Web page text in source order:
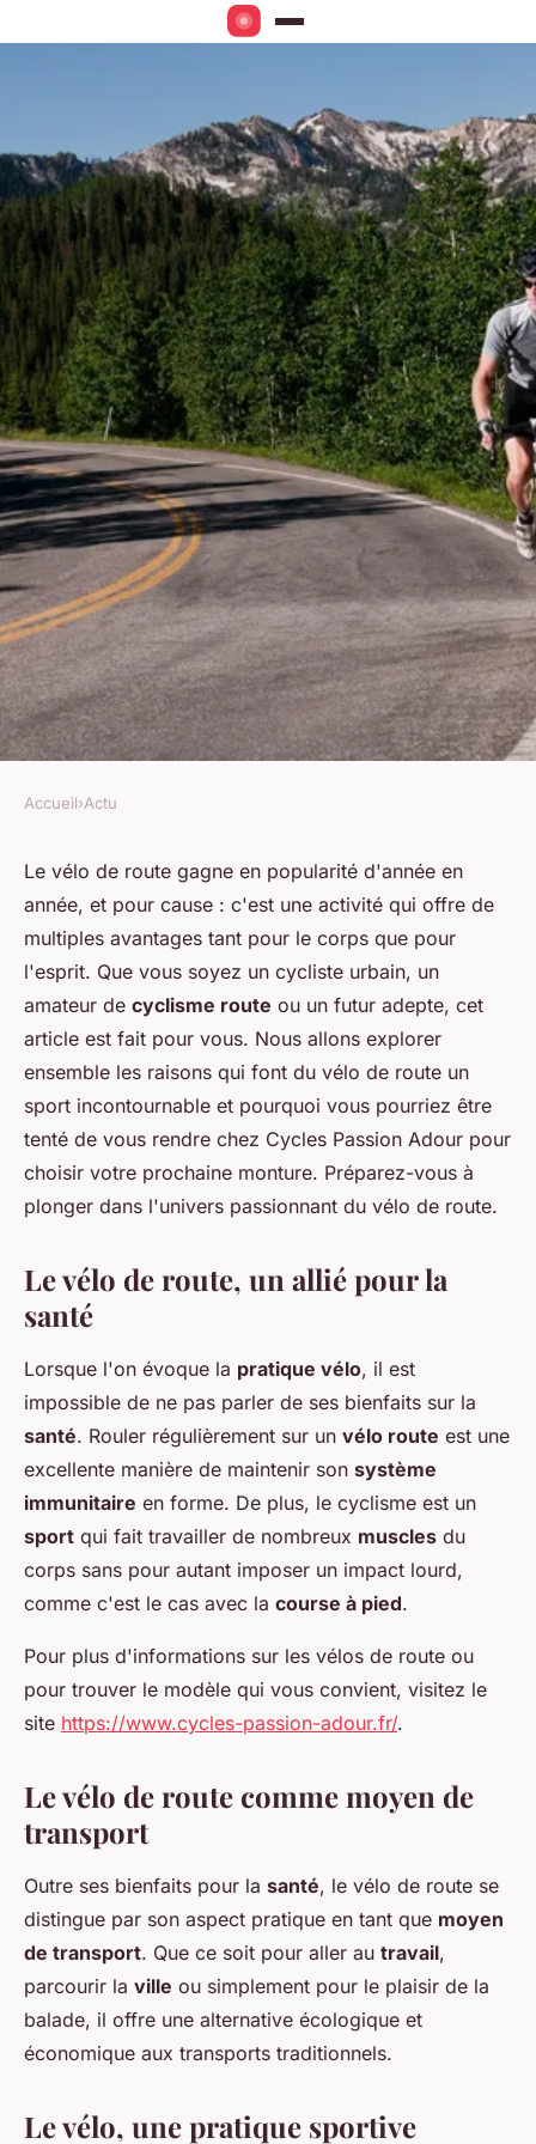
Les raisons de pratiquer le
vélo de route
Pauline• 9 février 2024•2 min de lecture
Accueil›Actu
Le vélo de route gagne en popularité d'année en
année, et pour cause : c'est une activité qui offre de
multiples avantages tant pour le corps que pour
l'esprit. Que vous soyez un cycliste urbain, un
amateur de cyclisme route ou un futur adepte, cet
article est fait pour vous. Nous allons explorer
ensemble les raisons qui font du vélo de route un
sport incontournable et pourquoi vous pourriez être
tenté de vous rendre chez Cycles Passion Adour pour
choisir votre prochaine monture. Préparez-vous à
plonger dans l'univers passionnant du vélo de route.
Le vélo de route, un allié pour la
santé
Lorsque l'on évoque la pratique vélo, il est
impossible de ne pas parler de ses bienfaits sur la
santé. Rouler régulièrement sur un vélo route est une
excellente manière de maintenir son système
immunitaire en forme. De plus, le cyclisme est un
sport qui fait travailler de nombreux muscles du
corps sans pour autant imposer un impact lourd,
comme c'est le cas avec la course à pied.
Pour plus d'informations sur les vélos de route ou
pour trouver le modèle qui vous convient, visitez le
site https://www.cycles-passion-adour.fr/.
Le vélo de route comme moyen de
transport
Outre ses bienfaits pour la santé, le vélo de route se
distingue par son aspect pratique en tant que moyen
de transport. Que ce soit pour aller au travail,
parcourir la ville ou simplement pour le plaisir de la
balade, il offre une alternative écologique et
économique aux transports traditionnels.
Le vélo, une pratique sportive